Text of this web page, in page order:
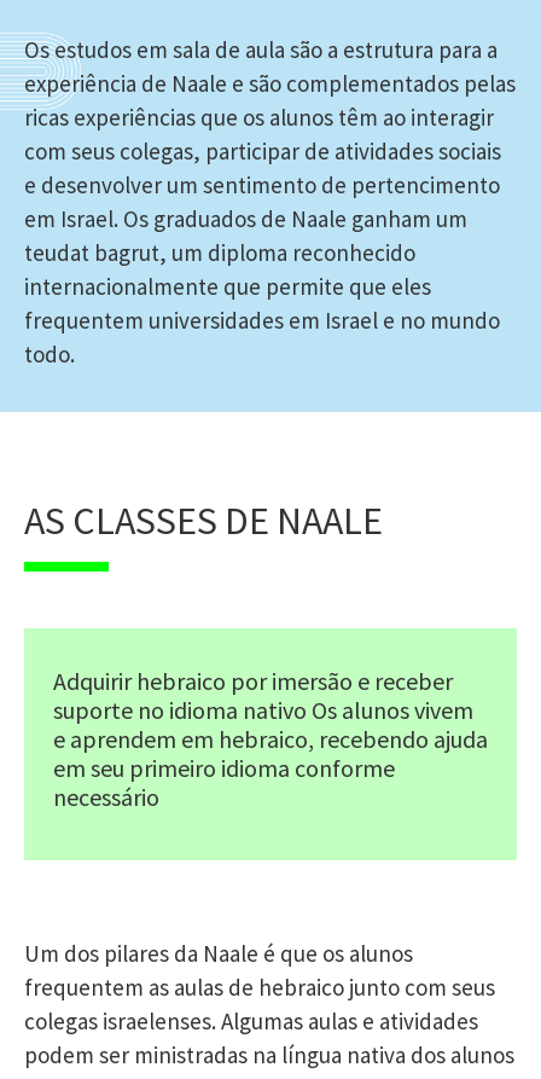
Os estudos em sala de aula são a estrutura para a
experiência de Naale e são complementados pelas
ricas experiências que os alunos têm ao interagir
com seus colegas, participar de atividades sociais
e desenvolver um sentimento de pertencimento
em Israel. Os graduados de Naale ganham um
teudat bagrut, um diploma reconhecido
internacionalmente que permite que eles
frequentem universidades em Israel e no mundo
todo.
AS CLASSES DE NAALE
Adquirir hebraico por imersão e receber
suporte no idioma nativo Os alunos vivem
e aprendem em hebraico, recebendo ajuda
em seu primeiro idioma conforme
necessário
Um dos pilares da Naale é que os alunos
frequentem as aulas de hebraico junto com seus
colegas israelenses. Algumas aulas e atividades
podem ser ministradas na língua nativa dos alunos